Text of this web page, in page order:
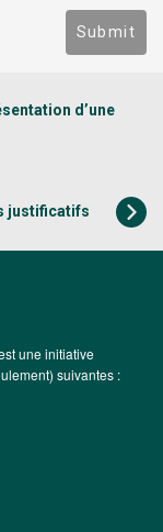
Submit
d’une
justificatifs
une initiative
suivantes :